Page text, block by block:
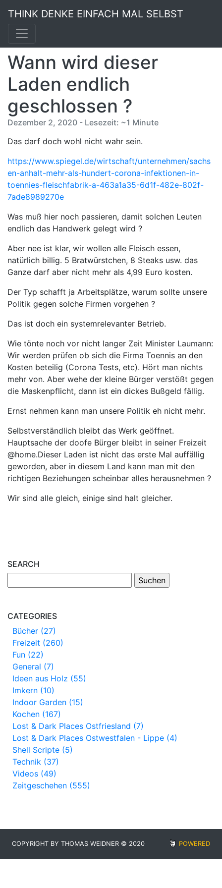
THINK DENKE EINFACH MAL SELBST
Wann wird dieser
Laden endlich
geschlossen ?
Dezember 2, 2020 - Lesezeit: ~1 Minute
Das darf doch wohl nicht wahr sein.
https://www.spiegel.de/wirtschaft/unternehmen/sachs
en-anhalt-mehr-als-hundert-corona-infektionen-in-
toennies-fleischfabrik-a-463a1a35-6d1f-482e-802f-
7ade8989270e
Was muß hier noch passieren, damit solchen Leuten
endlich das Handwerk gelegt wird ?
Aber nee ist klar, wir wollen alle Fleisch essen,
natürlich billig. 5 Bratwürstchen, 8 Steaks usw. das
Ganze darf aber nicht mehr als 4,99 Euro kosten.
Der Typ schafft ja Arbeitsplätze, warum sollte unsere
Politik gegen solche Firmen vorgehen ?
Das ist doch ein systemrelevanter Betrieb.
Wie tönte noch vor nicht langer Zeit Minister Laumann:
Wir werden prüfen ob sich die Firma Toennis an den
Kosten beteilig (Corona Tests, etc). Hört man nichts
mehr von. Aber wehe der kleine Bürger verstößt gegen
die Maskenpflicht, dann ist ein dickes Bußgeld fällig.
Ernst nehmen kann man unsere Politik eh nicht mehr.
Selbstverständlich bleibt das Werk geöffnet.
Hauptsache der doofe Bürger bleibt in seiner Freizeit
@home.Dieser Laden ist nicht das erste Mal auffällig
geworden, aber in diesem Land kann man mit den
richtigen Beziehungen scheinbar alles herausnehmen ?
Wir sind alle gleich, einige sind halt gleicher.
SEARCH
CATEGORIES
Bücher (27)
Freizeit (260)
Fun (22)
General (7)
Ideen aus Holz (55)
Imkern (10)
Indoor Garden (15)
Kochen (167)
Lost & Dark Places Ostfriesland (7)
Lost & Dark Places Ostwestfalen - Lippe (4)
Shell Scripte (5)
Technik (37)
Videos (49)
Zeitgeschehen (555)
COPYRIGHT BY THOMAS WEIDNER © 2020 POWERED